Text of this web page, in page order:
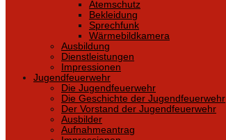
Atemschutz
Bekleidung
Sprechfunk
Wärmebildkamera
Ausbildung
Dienstleistungen
Impressionen
Jugendfeuerwehr
Die Jugendfeuerwehr
Die Geschichte der Jugendfeuerwehr
Der Vorstand der Jugendfeuerwehr
Ausbilder
Aufnahmeantrag